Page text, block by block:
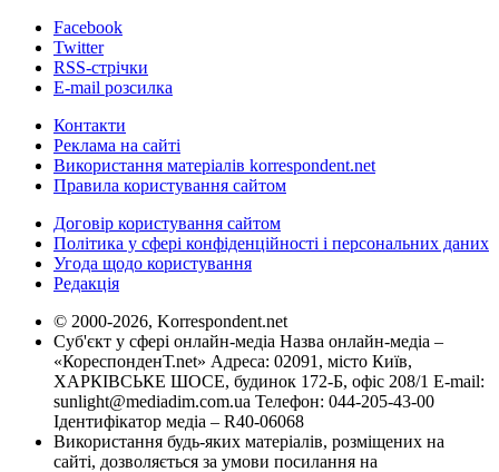
Facebook
Twitter
RSS-стрічки
E-mail розсилка
Контакти
Реклама на сайті
Використання матеріалів korrespondent.net
Правила користування сайтом
Договір користування сайтом
Політика у сфері конфіденційності і персональних даних
Угода щодо користування
Редакція
© 2000-2026, Korrespondent.net
Суб'єкт у сфері онлайн-медіа Назва онлайн-медіа –
«КореспонденТ.net» Адреса: 02091, місто Київ,
ХАРКІВСЬКЕ ШОСЕ, будинок 172-Б, офіс 208/1 E-mail:
sunlight@mediadim.com.ua Телефон: 044-205-43-00
Ідентифікатор медіа – R40-06068
Використання будь-яких матеріалів, розміщених на
сайті, дозволяється за умови посилання на